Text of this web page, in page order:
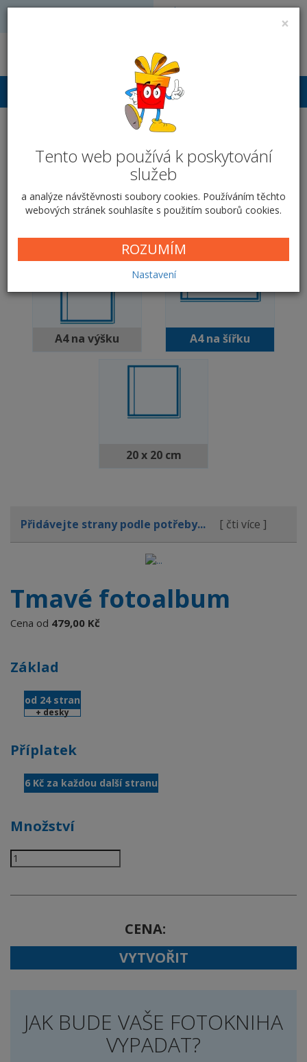
×
Tento web používá k poskytování
služeb
a analýze návštěvnosti soubory cookies. Používáním těchto
webových stránek souhlasíte s použitím souborů cookies.
ROZUMÍM
Nastavení
Volejte: 728 051 909
Přihlášení
Fotokniha v pevné vazbě
na šířku - Tmavé
fotoalbum
Domů PEVNÁ VAZBA Tmavé fotoalbum
A4 na výšku A4 na šířku
20 x 20 cm
Přidávejte strany podle potřeby... [ čti více ]
Tmavé fotoalbum
Cena od 479,00 Kč
Základ
od 24 stran
+ desky
Příplatek
6 Kč za každou další stranu
Množství
CENA
VYTVOŘIT
JAK BUDE VAŠE FOTOKNIHA
VYPADAT?